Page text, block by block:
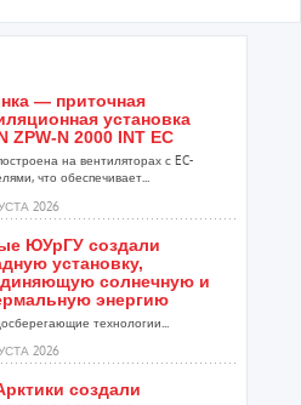
— приточная
установка
ZPW-N 2000 INT EC
на вентиляторах с EC-
что обеспечивает...
2026
ЮУрГУ создали
установку,
солнечную и
энергию
технологии...
2026
создали